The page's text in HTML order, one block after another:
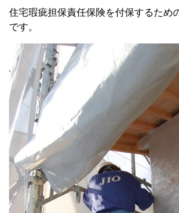
住宅瑕疵担保責任保険を付保するため
です。